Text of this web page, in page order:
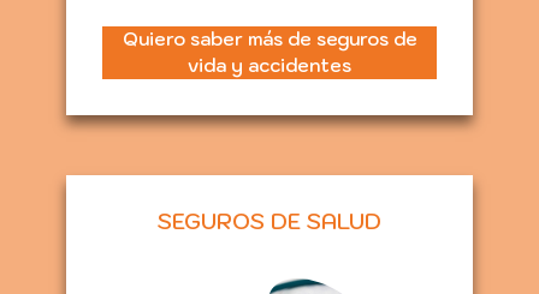
Quiero saber más de seguros de
vida y accidentes
SEGUROS DE SALUD